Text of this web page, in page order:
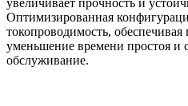
Оптимизированная
токопроводимость,
уменьшение времени простоя и
обслуживание.